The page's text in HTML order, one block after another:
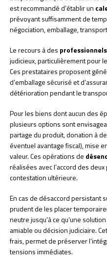
est recommandé d’établir un
prévoyant suffisamment de
négociation, emballage,
Le recours à des
judicieux, particulièrement pour
Ces prestataires proposent
d’emballage sécurisé et
détérioration pendant le
Pour les biens dont aucun des
plusieurs options sont
partage du produit, donation à
éventuel avantage fiscal), mise
valeur. Ces opérations de
réalisées avec l’accord des
contestation ultérieure.
En cas de désaccord persistant
prudent de les placer
neutre jusqu’à ce qu’une
amiable ou décision judiciaire.
frais, permet de préserver
tensions immédiates.